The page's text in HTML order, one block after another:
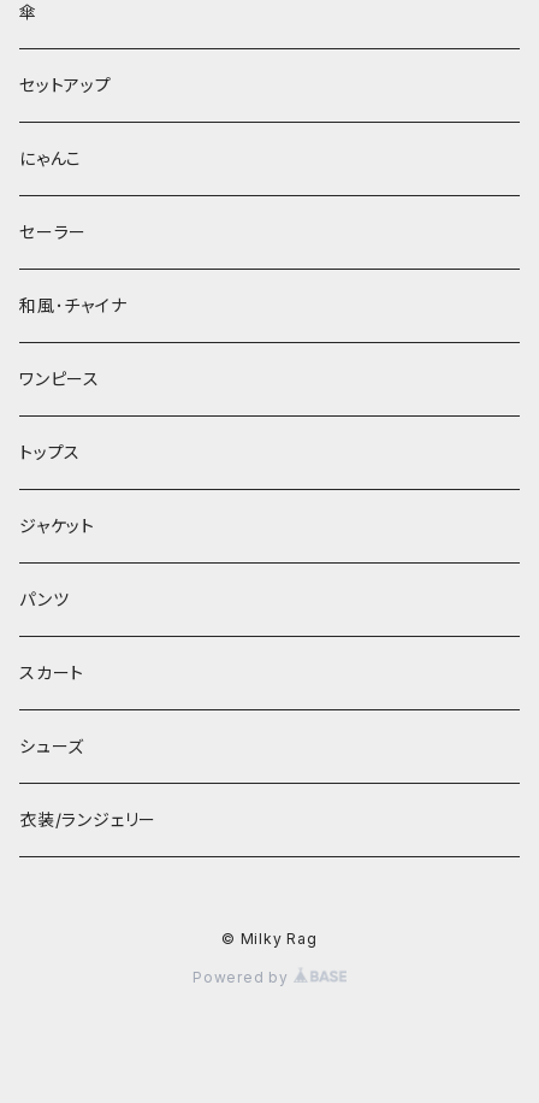
傘
セットアップ
にゃんこ
セーラー
和風･チャイナ
ワンピース
トップス
ジャケット
パンツ
スカート
シューズ
衣装/ランジェリー
© Milky Rag
Powered by